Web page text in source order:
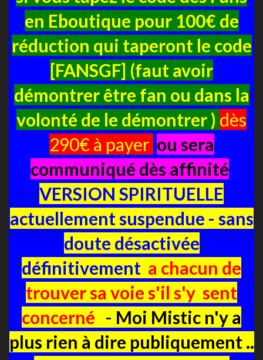
en Eboutique pour 100€ de
réduction qui taperont le code
[FANSGF] (faut avoir
démontrer être fan ou dans la
volonté de le démontrer ) dès
290€ à payer ou sera
communiqué dès affinité
VERSION SPIRITUELLE
actuellement suspendue - sans
doute désactivée
définitivement a chacun de
trouver sa voie s'il s'y sent
concerné - Moi Mistic n'y a
plus rien à dire publiquement ..